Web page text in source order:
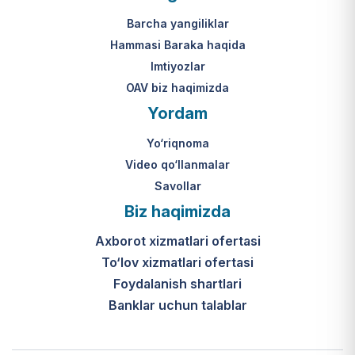
Mahkamasining 2024-yil 31-maydagi
313-son qarori.
yakuniy qaror qabul qilinishi 10 ish
kuni ichida amalga oshiriladi.
К какому виду помощи
относится услуга по
установке пандуса?
эта услуга входит в перечень
мер по адаптации жилищно-
бытовых условий лиц,
уходе, для создания
безбарьерной среды.
Barcha yangiliklar
Hammasi Baraka haqida
Imtiyozlar
OAV biz haqimizda
Yordam
Yo‘riqnoma
Video qo‘llanmalar
Savollar
Biz haqimizda
Axborot xizmatlari ofertasi
To‘lov xizmatlari ofertasi
Foydalanish shartlari
Banklar uchun talablar